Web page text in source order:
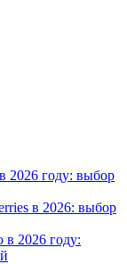
2026 году: выбор
в 2026: выбор
2026 году: